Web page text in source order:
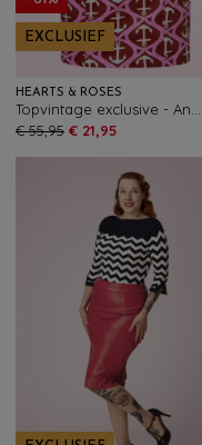
EXCLUSIEF
HEARTS & ROSES
€ 55,95 € 21,95